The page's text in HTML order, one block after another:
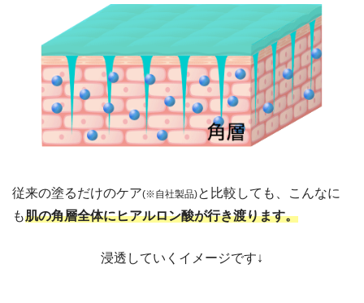
従来の塗るだけのケア(※自社製品)と比較しても、こんなに
も肌の角層全体にヒアルロン酸が行き渡ります。
浸透していくイメージです↓